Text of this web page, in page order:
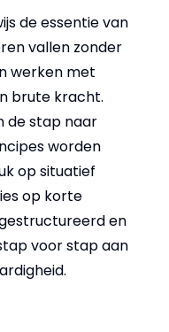
de essentie van
vallen zonder
werken met
brute kracht.
de stap naar
worden
op situatief
op korte
en
voor stap aan